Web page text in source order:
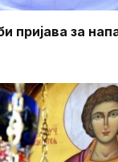
пријава за